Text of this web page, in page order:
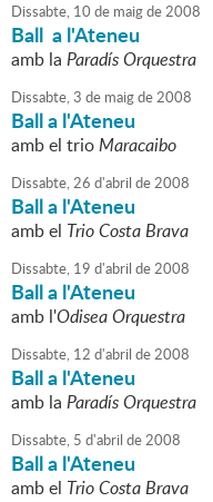
Dissabte, 10 de maigde2008
Ball a l'Ateneu
amb la Paradís Orquestra
Dissabte,3 de maigde2008
Ball a l'Ateneu
amb el trioMaracaibo
Dissabte,26 d'abril de2008
Ball a l'Ateneu
amb el Trio Costa Brava
Dissabte, 19 d'abril de2008
Ball a l'Ateneu
amb l'Odisea Orquestra
Dissabte, 12 d'abril de2008
Ball a l'Ateneu
amb la Paradís Orquestra
Dissabte, 5 d'abril de2008
Ball a l'Ateneu
amb el Trio Costa Brava